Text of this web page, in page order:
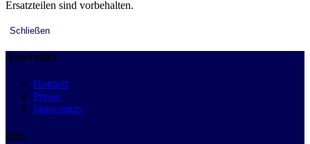
Ersatzteilen sind vorbehalten.
Schließen
Autobutler
Kontakt
Presse
Impressum
Info